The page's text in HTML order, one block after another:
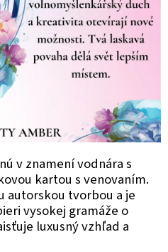
v znamení vodnára s
kartou s venovaním.
autorskou tvorbou a je
vysokej gramáže o
luxusný vzhľad a